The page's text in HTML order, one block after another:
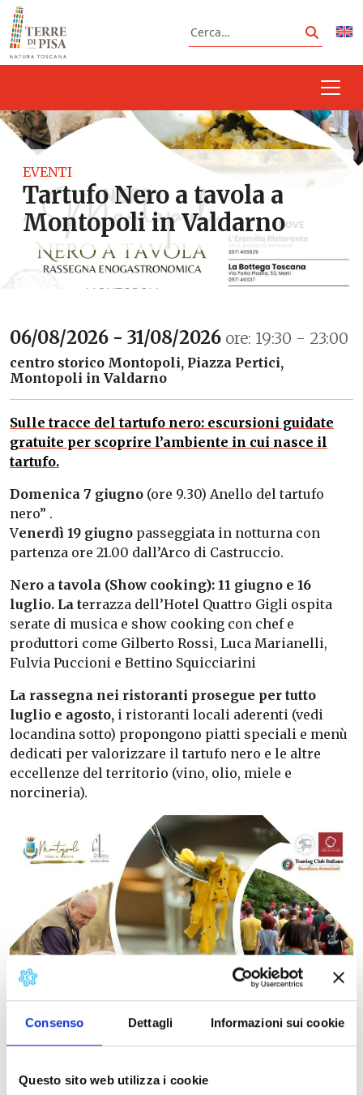
Consenso Dettagli Informazioni sui cookie
Questo sito web utilizza i cookie
Vai al contenuto
Cerca
Cerca
EVENTI
Tartufo Nero a tavola a
Montopoli in Valdarno
06/08/2026 - 31/08/2026 ore: 19:30 - 23:00
centro storico Montopoli, Piazza Pertici,
Montopoli in Valdarno
Sulle tracce del tartufo nero: escursioni guidate
gratuite per scoprire l’ambiente in cui nasce il
tartufo.
Domenica 7 giugno (ore 9.30) Anello del tartufo
nero” .
Venerdì 19 giugno passeggiata in notturna con
partenza ore 21.00 dall’Arco di Castruccio.
Nero a tavola (Show cooking): 11 giugno e 16
luglio. La terrazza dell’Hotel Quattro Gigli ospita
serate di musica e show cooking con chef e
produttori come Gilberto Rossi, Luca Marianelli,
Fulvia Puccioni e Bettino Squicciarini
La rassegna nei ristoranti prosegue per tutto
luglio e agosto, i ristoranti locali aderenti (vedi
locandina sotto) propongono piatti speciali e menù
dedicati per valorizzare il tartufo nero e le altre
eccellenze del territorio (vino, olio, miele e
norcineria).